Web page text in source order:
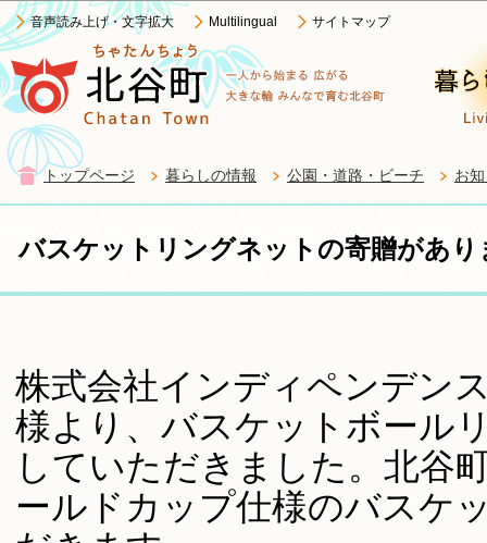
音声読み上げ・文字拡大 Multilingual サイトマップ
トップページ 暮らしの情報 公園・道路・ビーチ お
バスケットリングネットの寄贈があり
株式会社インディペンデン
様より、バスケットボール
していただきました。北谷
ールドカップ仕様のバスケ